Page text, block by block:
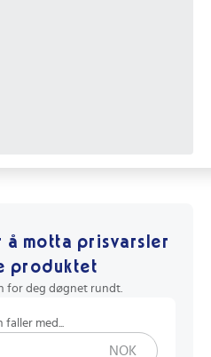
å motta prisvarsler
produktet
for deg døgnet rundt.
med...
NOK